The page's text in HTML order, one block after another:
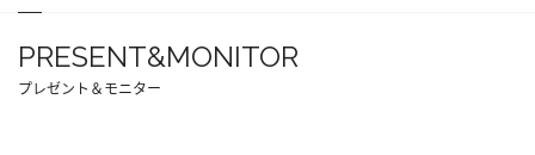
PRESENT&MONITOR
プレゼント＆モニター